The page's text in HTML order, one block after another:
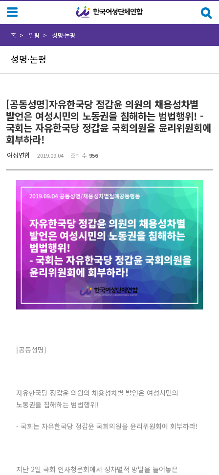
성명·논평
홈 알림 성명·논평
[공동성명]자유한국당 정갑윤 의원의 채용성차별
발언은 여성시민의 노동권을 침해하는 범법행위! -
국회는 자유한국당 정갑윤 국회의원을 윤리위원회에
회부하라!
여성연합 2019.09.04 조회 수 956
[공동성명]
자유한국당 정갑윤 의원의 채용성차별 발언은 여성시민의
노동권을 침해하는 범법행위!
- 국회는 자유한국당 정갑윤 국회의원을 윤리위원회에 회부하라!
지난 2일 국회 인사청문회에서 성차별적 망발을 늘어놓은